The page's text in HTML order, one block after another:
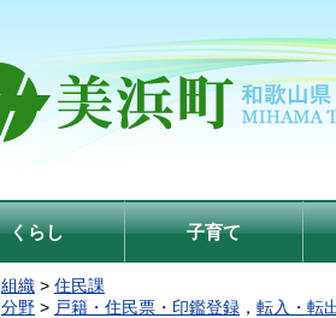
くらし 子育て
組織 > 住民課
分野 > 戸籍・住民票・印鑑登録 ， 転入・転